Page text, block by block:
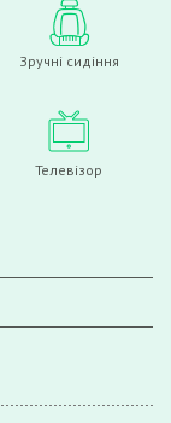
Зручні сидіння
Телевізор